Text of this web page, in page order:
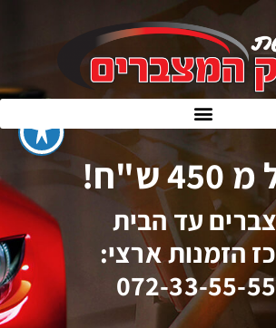
ש"ח!
עד הבית
הזמנות ארצי:
072-33-55-